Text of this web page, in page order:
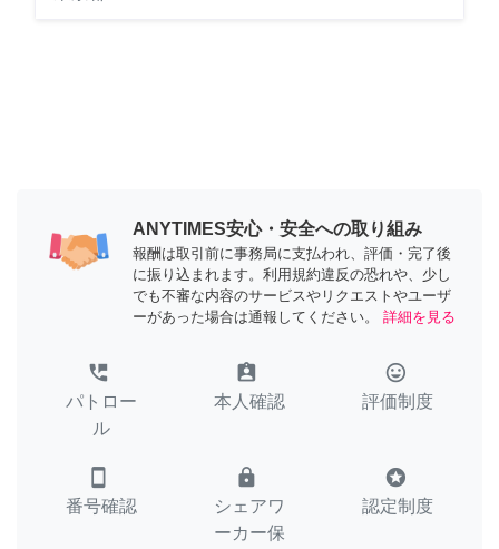
ANYTIMES安心・安全への取り組み
報酬は取引前に事務局に支払われ、評価・完了後
に振り込まれます。利用規約違反の恐れや、少し
でも不審な内容のサービスやリクエストやユーザ
ーがあった場合は通報してください。
詳細を見る
perm_phone_msg
パトロー
ル
assignment_ind
本人確認
tag_faces
評価制度
smartphone
番号確認
lock
シェアワ
ーカー保
stars
認定制度